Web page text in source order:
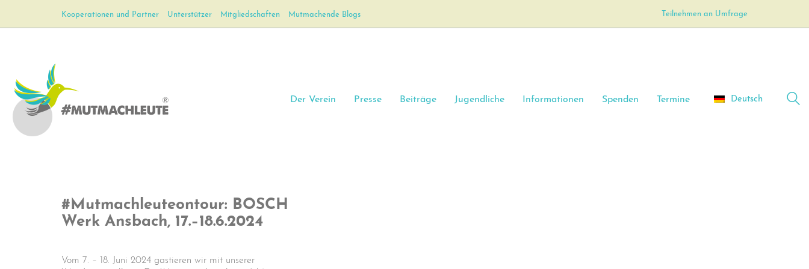
Kooperationen und Partner Unterstützer Mitgliedschaften Mutmachende Blogs Teilnehmen an Umfrage
Der Verein Presse Beiträge Jugendliche Informationen Spenden Termine Deutsch
#Mutmachleuteontour: BOSCH
Werk Ansbach, 17.–18.6.2024
Vom 7. – 18. Juni 2024 gastieren wir mit unserer